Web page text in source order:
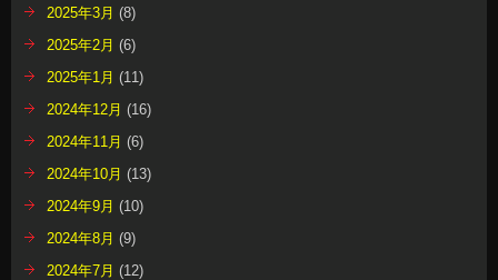
2025年3月 (8)
2025年2月 (6)
2025年1月 (11)
2024年12月 (16)
2024年11月 (6)
2024年10月 (13)
2024年9月 (10)
2024年8月 (9)
2024年7月 (12)